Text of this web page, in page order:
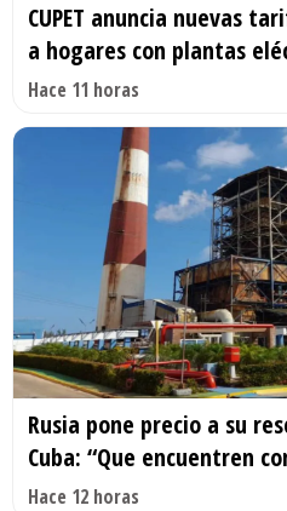
CUPET anuncia nuevas
a hogares con plantas
Hace 11 horas
Rusia pone precio a su
Cuba: “Que encuentren
Hace 12 horas